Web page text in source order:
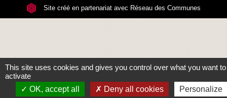
Site créé en partenariat avec Réseau des Communes
This site uses cookies and gives you control over what you want to
activate
OK, accept all
Deny all cookies Personalize